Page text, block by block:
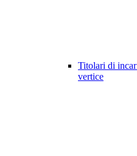
Titolari di
vertice